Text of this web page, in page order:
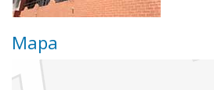
Mapa